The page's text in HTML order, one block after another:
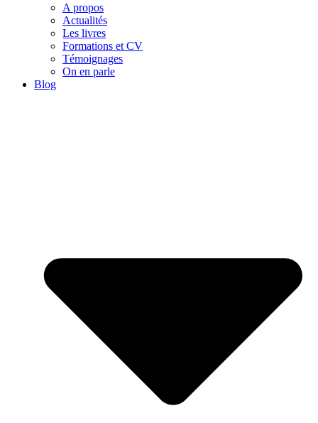
A propos
Actualités
Les livres
Formations et CV
Témoignages
On en parle
Blog